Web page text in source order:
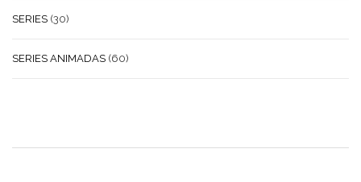
SERIES (30)
SERIES ANIMADAS (60)